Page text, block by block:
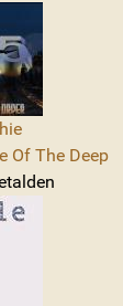
Of The Deep